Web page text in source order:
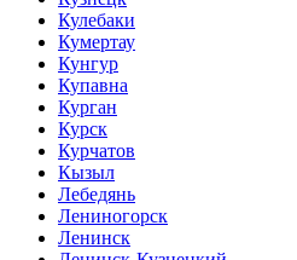
Кулебаки
Кумертау
Кунгур
Купавна
Курган
Курск
Курчатов
Кызыл
Лебедянь
Лениногорск
Ленинск